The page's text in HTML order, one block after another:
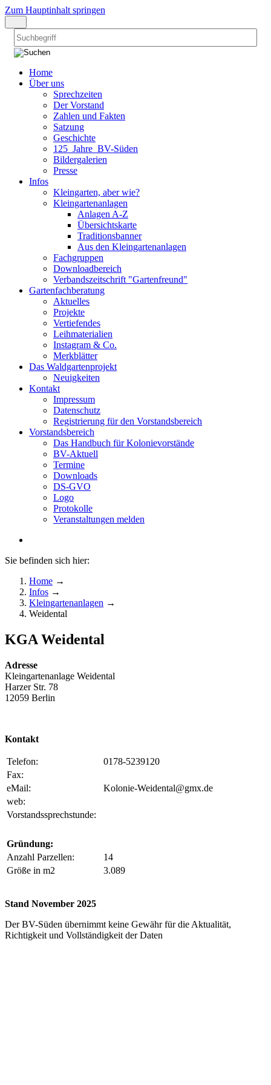
Zum Hauptinhalt springen
Home
Über uns
Sprechzeiten
Der Vorstand
Zahlen und Fakten
Satzung
Geschichte
125_Jahre_BV-Süden
Bildergalerien
Presse
Infos
Kleingarten, aber wie?
Kleingartenanlagen
Anlagen A-Z
Übersichtskarte
Traditionsbanner
Aus den Kleingartenanlagen
Fachgruppen
Downloadbereich
Verbandszeitschrift "Gartenfreund"
Gartenfachberatung
Aktuelles
Projekte
Vertiefendes
Leihmaterialien
Instagram & Co.
Merkblätter
Das Waldgartenprojekt
Neuigkeiten
Kontakt
Impressum
Datenschutz
Registrierung für den Vorstandsbereich
Vorstandsbereich
Das Handbuch für Kolonievorstände
BV-Aktuell
Termine
Downloads
DS-GVO
Logo
Protokolle
Veranstaltungen melden
Sie befinden sich hier:
Home →
Infos →
Kleingartenanlagen →
Weidental
KGA Weidental
Adresse
Kleingartenanlage Weidental
Harzer Str. 78
12059 Berlin
Kontakt
Telefon:
0178-5239120
Fax:
eMail:
Kolonie-Weidental@gmx.de
web:
Vorstandssprechstunde:
Gründung:
Anzahl Parzellen:
14
Größe in m2
3.089
Stand November 2025
Der BV-Süden übernimmt keine Gewähr für die Aktualität,
Richtigkeit und Vollständigkeit der Daten